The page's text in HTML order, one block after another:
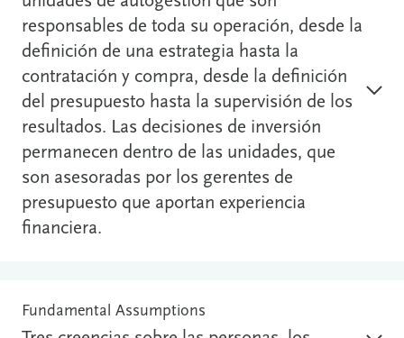
responsables de toda su operación, desde la
definición de una estrategia hasta la
contratación y compra, desde la definición
del presupuesto hasta la supervisión de los
resultados. Las decisiones de inversión
permanecen dentro de las unidades, que
son asesoradas por los gerentes de
presupuesto que aportan experiencia
financiera.
Fundamental Assumptions